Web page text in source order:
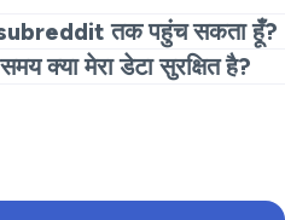
अन्य सर्वर से कनेक्ट करने या
करें।
तक पहुंच सकता हूँ?
को बाईपास करने और वैश्विक रूप
क्या मेरा डेटा सुरक्षित है?